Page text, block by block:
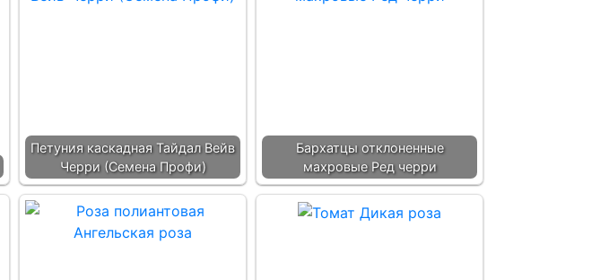
Петуния каскадная Тайдал Вейв
Черри (Семена Профи)
Бархатцы отклоненные
махровые Ред черри